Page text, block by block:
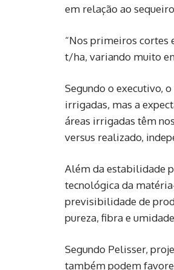
em relação ao
“Nos primeiros cortes
t/ha, variando muito
Segundo o executivo,
irrigadas, mas a
áreas irrigadas têm
versus realizado,
Além da estabilidade
tecnológica da
previsibilidade de
pureza, fibra e
Segundo Pelisser,
também podem